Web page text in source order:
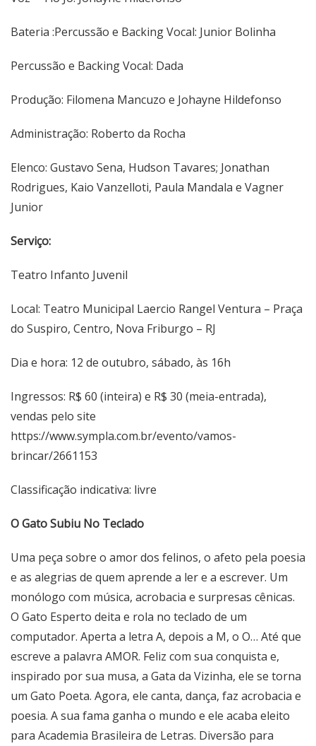
Bateria :Percussão e Backing Vocal: Junior Bolinha
Percussão e Backing Vocal: Dada
Produção: Filomena Mancuzo e Johayne Hildefonso
Administração: Roberto da Rocha
Elenco: Gustavo Sena, Hudson Tavares; Jonathan
Rodrigues, Kaio Vanzelloti, Paula Mandala e Vagner
Junior
Serviço:
Teatro Infanto Juvenil
Local: Teatro Municipal Laercio Rangel Ventura – Praça
do Suspiro, Centro, Nova Friburgo – RJ
Dia e hora: 12 de outubro, sábado, às 16h
Ingressos: R$ 60 (inteira) e R$ 30 (meia-entrada),
vendas pelo site
https://www.sympla.com.br/evento/vamos-
brincar/2661153
Classificação indicativa: livre
O Gato Subiu No Teclado
Uma peça sobre o amor dos felinos, o afeto pela poesia
e as alegrias de quem aprende a ler e a escrever. Um
monólogo com música, acrobacia e surpresas cênicas.
O Gato Esperto deita e rola no teclado de um
computador. Aperta a letra A, depois a M, o O… Até que
escreve a palavra AMOR. Feliz com sua conquista e,
inspirado por sua musa, a Gata da Vizinha, ele se torna
um Gato Poeta. Agora, ele canta, dança, faz acrobacia e
poesia. A sua fama ganha o mundo e ele acaba eleito
para Academia Brasileira de Letras. Diversão para